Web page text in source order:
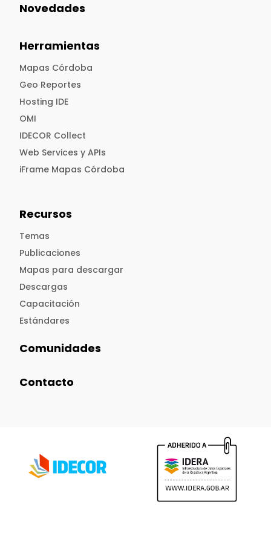
Novedades
Herramientas
Mapas Córdoba
Geo Reportes
Hosting IDE
OMI
IDECOR Collect
Web Services y APIs
iFrame Mapas Córdoba
Recursos
Temas
Publicaciones
Mapas para descargar
Descargas
Capacitación
Estándares
Comunidades
Contacto